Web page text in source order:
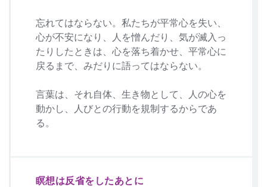
忘れてはならない。私たちが平常心を失い、
心が不安になり、人を憎んだり、気が滅入っ
たりしたときは、心を落ち着かせ、平常心に
戻るまで、みだりに語ってはならない。
言葉は、それ自体、生き物として、人の心を
動かし、人びとの行動を規制するからであ
る。
瞑想は反省をしたあとに